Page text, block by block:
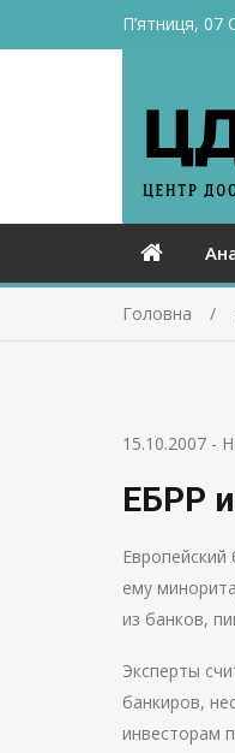
П’ятниця, 07
Головна
15.10.2007 -
ЕБРР
ему
из банков,
Эксперты
банкиров,
инвесторам